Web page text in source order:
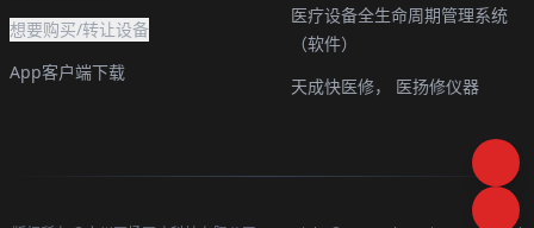
想要购买/转让设备
App客户端下载
医疗设备全生命周期管理系统
（软件）
天成快医修，
医扬修仪器